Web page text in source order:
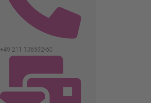
+49 211 136592-50